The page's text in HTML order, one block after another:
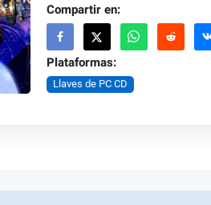
Compartir en:
Plataformas:
Llaves de PC CD